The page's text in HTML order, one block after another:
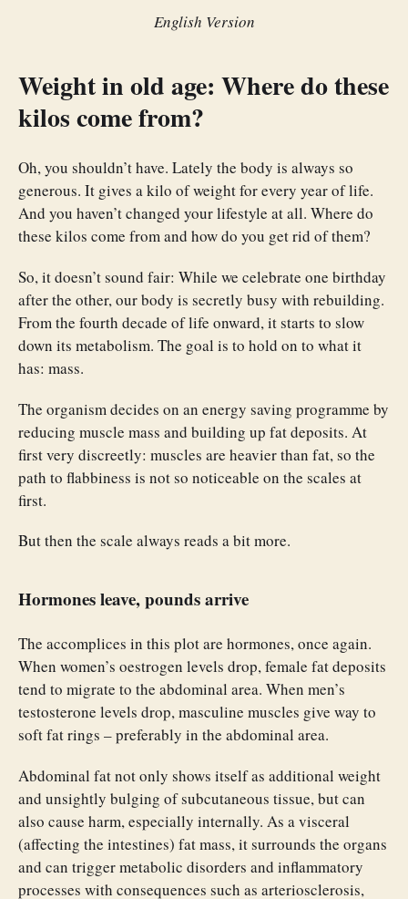
English Version
Weight in old age: Where do these
kilos come from?
Oh, you shouldn’t have. Lately the body is always so
generous. It gives a kilo of weight for every year of life.
And you haven’t changed your lifestyle at all. Where do
these kilos come from and how do you get rid of them?
So, it doesn’t sound fair: While we celebrate one birthday
after the other, our body is secretly busy with rebuilding.
From the fourth decade of life onward, it starts to slow
down its metabolism. The goal is to hold on to what it
has: mass.
The organism decides on an energy saving programme by
reducing muscle mass and building up fat deposits. At
first very discreetly: muscles are heavier than fat, so the
path to flabbiness is not so noticeable on the scales at
first.
But then the scale always reads a bit more.
Hormones leave, pounds arrive
The accomplices in this plot are hormones, once again.
When women’s oestrogen levels drop, female fat deposits
tend to migrate to the abdominal area. When men’s
testosterone levels drop, masculine muscles give way to
soft fat rings – preferably in the abdominal area.
Abdominal fat not only shows itself as additional weight
and unsightly bulging of subcutaneous tissue, but can
also cause harm, especially internally. As a visceral
(affecting the intestines) fat mass, it surrounds the organs
and can trigger metabolic disorders and inflammatory
processes with consequences such as arteriosclerosis,